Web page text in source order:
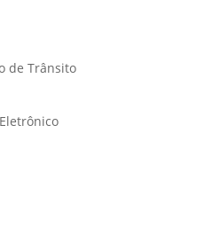
de Trânsito